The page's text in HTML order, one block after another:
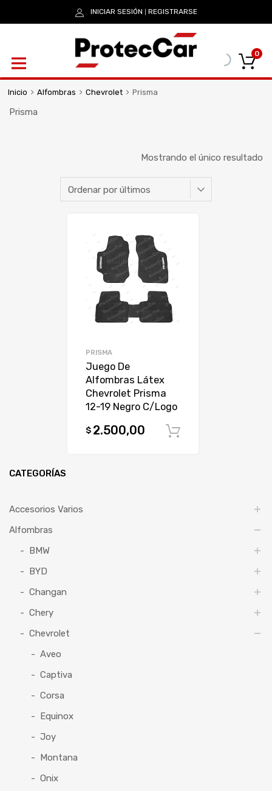
INICIAR SESIÓN REGISTRARSE
0
Inicio Alfombras Chevrolet Prisma
Prisma
Mostrando el único resultado
PRISMA
Juego De
Alfombras Látex
Chevrolet Prisma
12-19 Negro C/Logo
$ 2.500,00
CATEGORÍAS
Accesorios Varios
Alfombras
BMW
BYD
Changan
Chery
Chevrolet
Aveo
Captiva
Corsa
Equinox
Joy
Montana
Onix